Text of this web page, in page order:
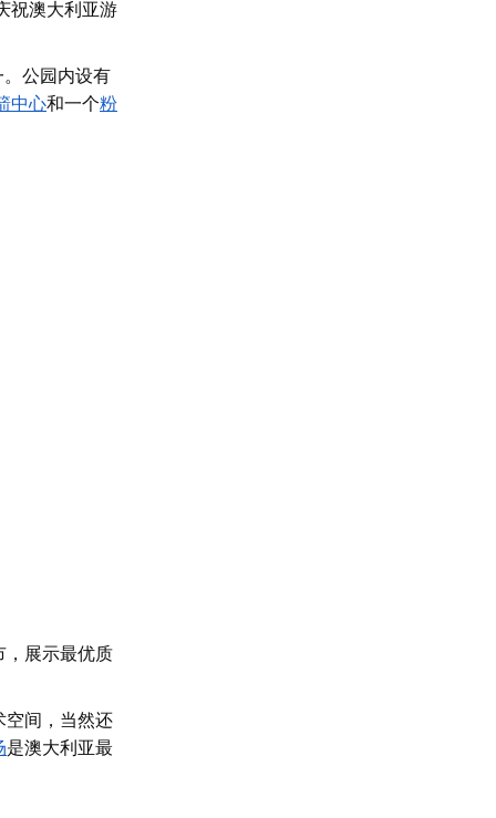
祝澳大利亚游
公园内设有
中心和一个粉
，展示最优质
空间，当然还
是澳大利亚最